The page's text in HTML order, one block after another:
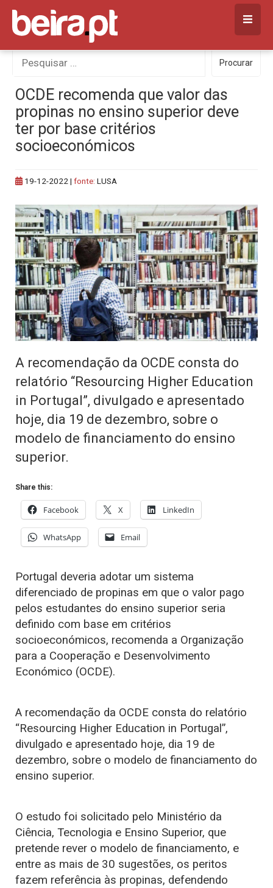
Skip
content
Procurar
por:
Procurar
OCDE recomenda que valor das
propinas no ensino superior deve
ter por base critérios
socioeconómicos
19-12-2022 | fonte: LUSA
A recomendação da OCDE consta do
relatório “Resourcing Higher Education
in Portugal”, divulgado e apresentado
hoje, dia 19 de dezembro, sobre o
modelo de financiamento do ensino
superior.
Share this:
Facebook X LinkedIn
WhatsApp Email
Portugal deveria adotar um sistema
diferenciado de propinas em que o valor pago
pelos estudantes do ensino superior seria
definido com base em critérios
socioeconómicos, recomenda a Organização
para a Cooperação e Desenvolvimento
Económico (OCDE).
A recomendação da OCDE consta do relatório
“Resourcing Higher Education in Portugal”,
divulgado e apresentado hoje, dia 19 de
dezembro, sobre o modelo de financiamento do
ensino superior.
O estudo foi solicitado pelo Ministério da
Ciência, Tecnologia e Ensino Superior, que
pretende rever o modelo de financiamento, e
entre as mais de 30 sugestões, os peritos
fazem referência às propinas, defendendo